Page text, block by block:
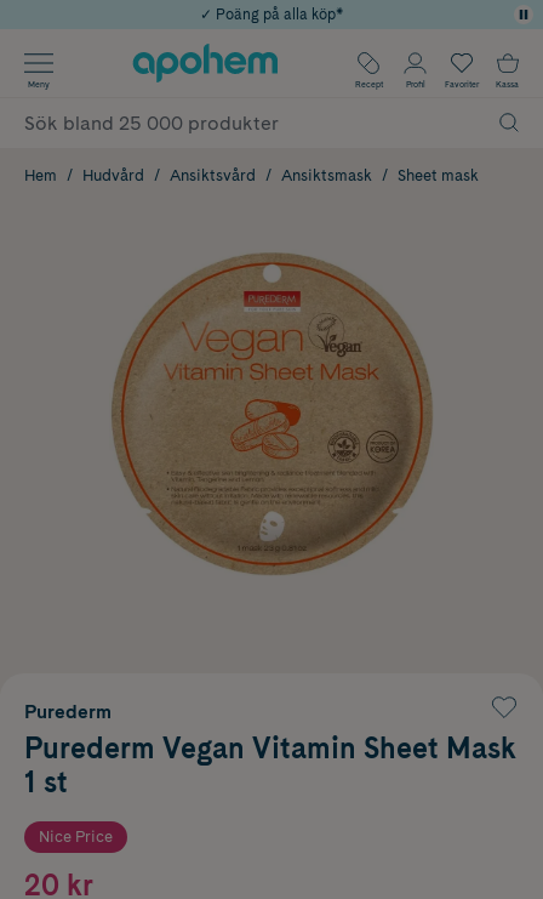
Årets Butik 2025 inom Skönhet
Använd kod: SOMMAR20 för 20% över 649kr
✓ Rådgivning från farmaceuter & hudterapeuter
✓ Poäng på alla köp*
Meny Recept Profil Favoriter Kassa
Hem Hudvård Ansiktsvård Ansiktsmask Sheet mask
Purederm
Purederm Vegan Vitamin Sheet Mask
1 st
Nice Price
20 kr